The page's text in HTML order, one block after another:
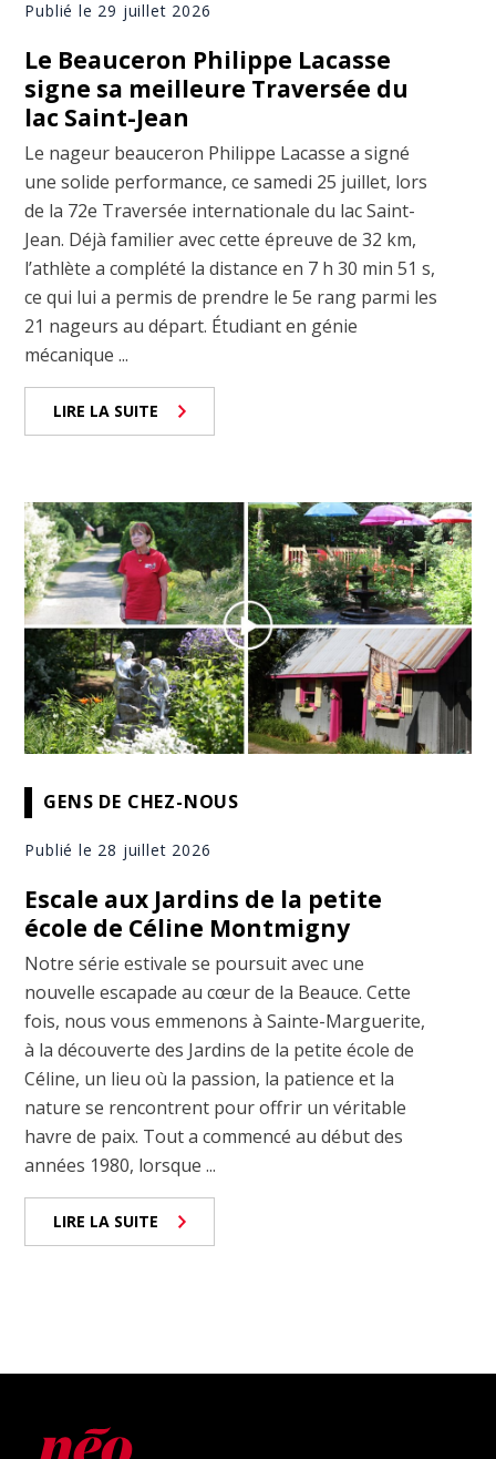
Publié le 29 juillet 2026
Le Beauceron Philippe Lacasse
signe sa meilleure Traversée du
lac Saint-Jean
Le nageur beauceron Philippe Lacasse a signé
une solide performance, ce samedi 25 juillet, lors
de la 72e Traversée internationale du lac Saint-
Jean. Déjà familier avec cette épreuve de 32 km,
l’athlète a complété la distance en 7 h 30 min 51 s,
ce qui lui a permis de prendre le 5e rang parmi les
21 nageurs au départ. Étudiant en génie
mécanique ...
LIRE LA SUITE
GENS DE CHEZ-NOUS
Publié le 28 juillet 2026
Escale aux Jardins de la petite
école de Céline Montmigny
Notre série estivale se poursuit avec une
nouvelle escapade au cœur de la Beauce. Cette
fois, nous vous emmenons à Sainte-Marguerite,
à la découverte des Jardins de la petite école de
Céline, un lieu où la passion, la patience et la
nature se rencontrent pour offrir un véritable
havre de paix. Tout a commencé au début des
années 1980, lorsque ...
LIRE LA SUITE